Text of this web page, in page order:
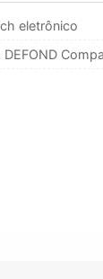
eletrônico
DEFOND